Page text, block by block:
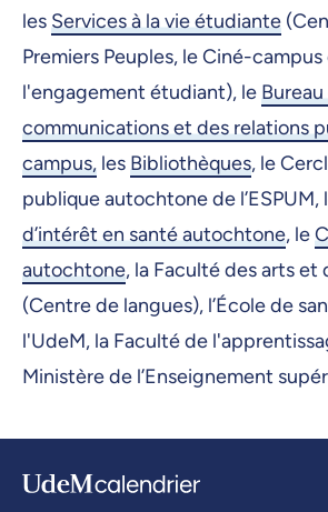
les Services à la vie étudiante
Premiers Peuples, le Ciné-
l'engagement étudiant), le
communications et des relations
campus, les Bibliothèques, le
publique autochtone de l’ESPUM,
d’intérêt en santé autochtone, le
autochtone, la Faculté des arts et
(Centre de langues), l’École de
l'UdeM, la Faculté de
Ministère de l’Enseignement